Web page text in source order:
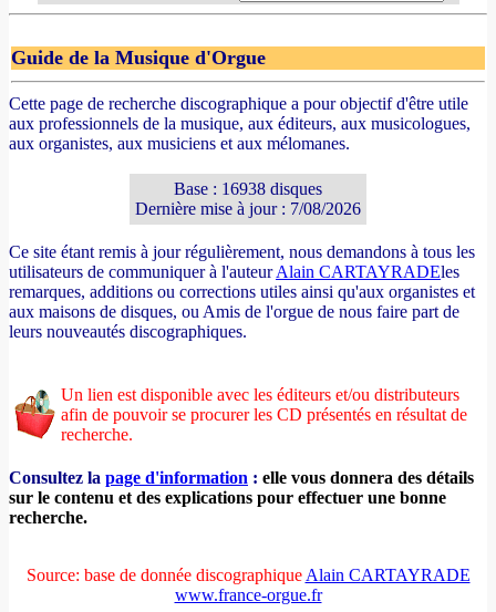
Guide de la Musique d'Orgue
Cette page de recherche discographique a pour objectif d'être utile
aux professionnels de la musique, aux éditeurs, aux musicologues,
aux organistes, aux musiciens et aux mélomanes.
Base : 16938 disques
Dernière mise à jour : 7/08/2026
Ce site étant remis à jour régulièrement, nous demandons à tous les
utilisateurs de communiquer à l'auteurAlain CARTAYRADEles
remarques, additions ou corrections utiles ainsi qu'aux organistes et
aux maisons de disques, ou Amis de l'orgue de nous faire part de
leurs nouveautés discographiques.
Un lien est disponible avec les éditeurs et/ou distributeurs
afin de pouvoir se procurer les CD présentés en résultat de
recherche.
Consultez la page d'information : elle vous donnera des détails
sur le contenu et des explications pour effectuer une bonne
recherche.
Source: base de donnée discographique Alain CARTAYRADE
www.france-orgue.fr